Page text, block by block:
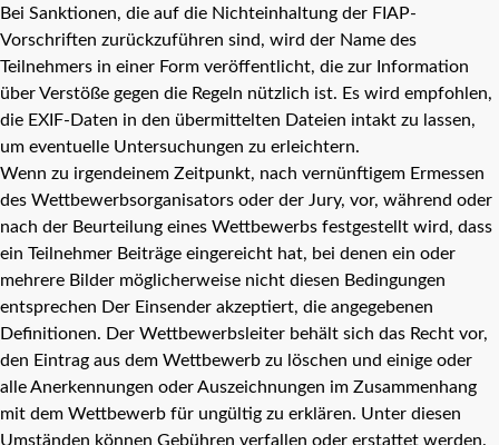
Bei Sanktionen, die auf die Nichteinhaltung der FIAP-
Vorschriften zurückzuführen sind, wird der Name des
Teilnehmers in einer Form veröffentlicht, die zur Information
über Verstöße gegen die Regeln nützlich ist. Es wird empfohlen,
die EXIF-Daten in den übermittelten Dateien intakt zu lassen,
um eventuelle Untersuchungen zu erleichtern.
Wenn zu irgendeinem Zeitpunkt, nach vernünftigem Ermessen
des Wettbewerbsorganisators oder der Jury, vor, während oder
nach der Beurteilung eines Wettbewerbs festgestellt wird, dass
ein Teilnehmer Beiträge eingereicht hat, bei denen ein oder
mehrere Bilder möglicherweise nicht diesen Bedingungen
entsprechen Der Einsender akzeptiert, die angegebenen
Definitionen. Der Wettbewerbsleiter behält sich das Recht vor,
den Eintrag aus dem Wettbewerb zu löschen und einige oder
alle Anerkennungen oder Auszeichnungen im Zusammenhang
mit dem Wettbewerb für ungültig zu erklären. Unter diesen
Umständen können Gebühren verfallen oder erstattet werden.